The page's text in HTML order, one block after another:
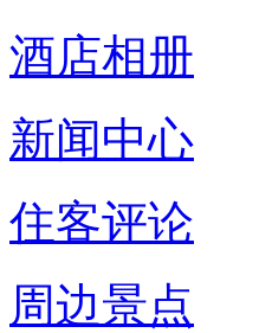
酒店相册
新闻中心
住客评论
周边景点